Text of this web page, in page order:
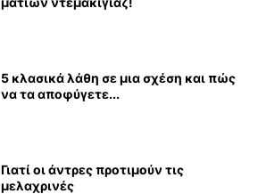
5 κλασικά λάθη σε μια σχέση και πώς
να τα αποφύγετε...
Γιατί οι άντρες προτιμούν τις
μελαχρινές